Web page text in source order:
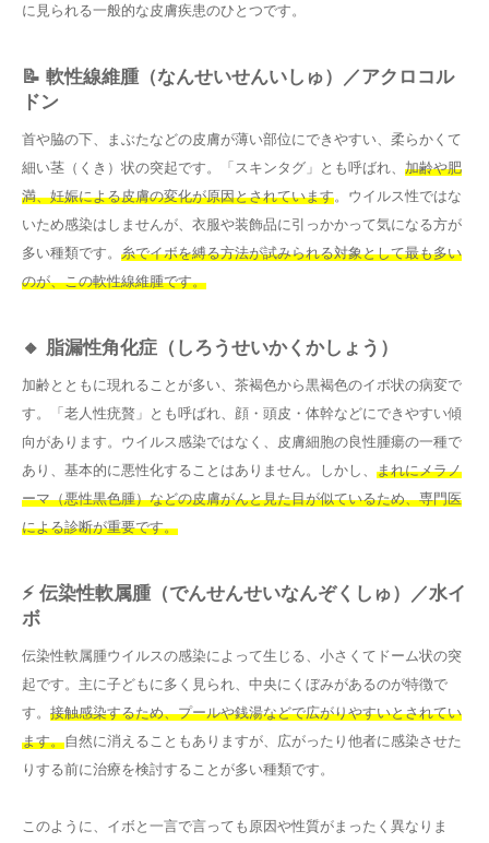
に見られる一般的な皮膚疾患のひとつです。
📝 軟性線維腫（なんせいせんいしゅ）／アクロコル
ドン
首や脇の下、まぶたなどの皮膚が薄い部位にできやすい、柔らかくて
細い茎（くき）状の突起です。「スキンタグ」とも呼ばれ、 加齢や肥
満、妊娠による皮膚の変化が原因とされています。ウイルス性ではな
いため感染はしませんが、衣服や装飾品に引っかかって気になる方が
多い種類です。 糸でイボを縛る方法が試みられる対象として最も多い
のが、この軟性線維腫です。
🔸 脂漏性角化症（しろうせいかくかしょう）
加齢とともに現れることが多い、茶褐色から黒褐色のイボ状の病変で
す。「老人性疣贅」とも呼ばれ、顔・頭皮・体幹などにできやすい傾
向があります。ウイルス感染ではなく、皮膚細胞の良性腫瘍の一種で
あり、基本的に悪性化することはありません。しかし、 まれにメラノ
ーマ（悪性黒色腫）などの皮膚がんと見た目が似ているため、専門医
による診断が重要です。
⚡ 伝染性軟属腫（でんせんせいなんぞくしゅ）／水イ
ボ
伝染性軟属腫ウイルスの感染によって生じる、小さくてドーム状の突
起です。主に子どもに多く見られ、中央にくぼみがあるのが特徴で
す。 接触感染するため、プールや銭湯などで広がりやすいとされてい
ます。自然に消えることもありますが、広がったり他者に感染させた
りする前に治療を検討することが多い種類です。
このように、イボと一言で言っても原因や性質がまったく異なりま